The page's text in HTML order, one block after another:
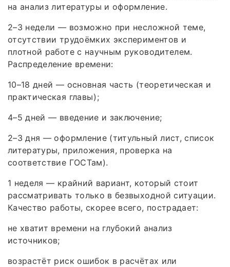
на анализ литературы и оформление.
2–3 недели — возможно при несложной теме,
отсутствии трудоёмких экспериментов и
плотной работе с научным руководителем.
Распределение времени:
10–18 дней — основная часть (теоретическая и
практическая главы);
4–5 дней — введение и заключение;
2–3 дня — оформление (титульный лист, список
литературы, приложения, проверка на
соответствие ГОСТам).
1 неделя — крайний вариант, который стоит
рассматривать только в безвыходной ситуации.
Качество работы, скорее всего, пострадает:
не хватит времени на глубокий анализ
источников;
возрастёт риск ошибок в расчётах или